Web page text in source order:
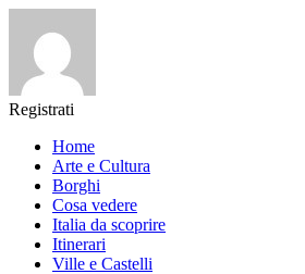
Registrati
Home
Arte e Cultura
Borghi
Cosa vedere
Italia da scoprire
Itinerari
Ville e Castelli